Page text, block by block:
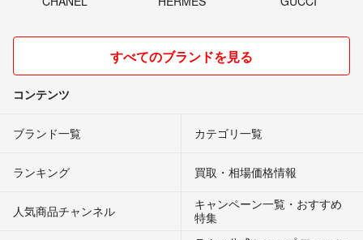
すべてのブランドを見る
コンテンツ
ブランド一覧 カテゴリ一覧
ランキング 買取・相場価格情報
人気商品チャンネル
キャンペーン一覧・おすすめ
特集